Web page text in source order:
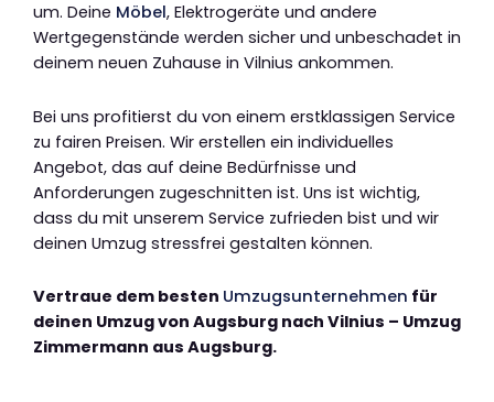
um. Deine Möbel, Elektrogeräte und andere
Wertgegenstände werden sicher und unbeschadet in
deinem neuen Zuhause in Vilnius ankommen.
Bei uns profitierst du von einem erstklassigen Service
zu fairen Preisen. Wir erstellen ein individuelles
Angebot, das auf deine Bedürfnisse und
Anforderungen zugeschnitten ist. Uns ist wichtig,
dass du mit unserem Service zufrieden bist und wir
deinen Umzug stressfrei gestalten können.
Vertraue dem besten Umzugsunternehmen für
deinen Umzug von Augsburg nach Vilnius – Umzug
Zimmermann aus Augsburg.